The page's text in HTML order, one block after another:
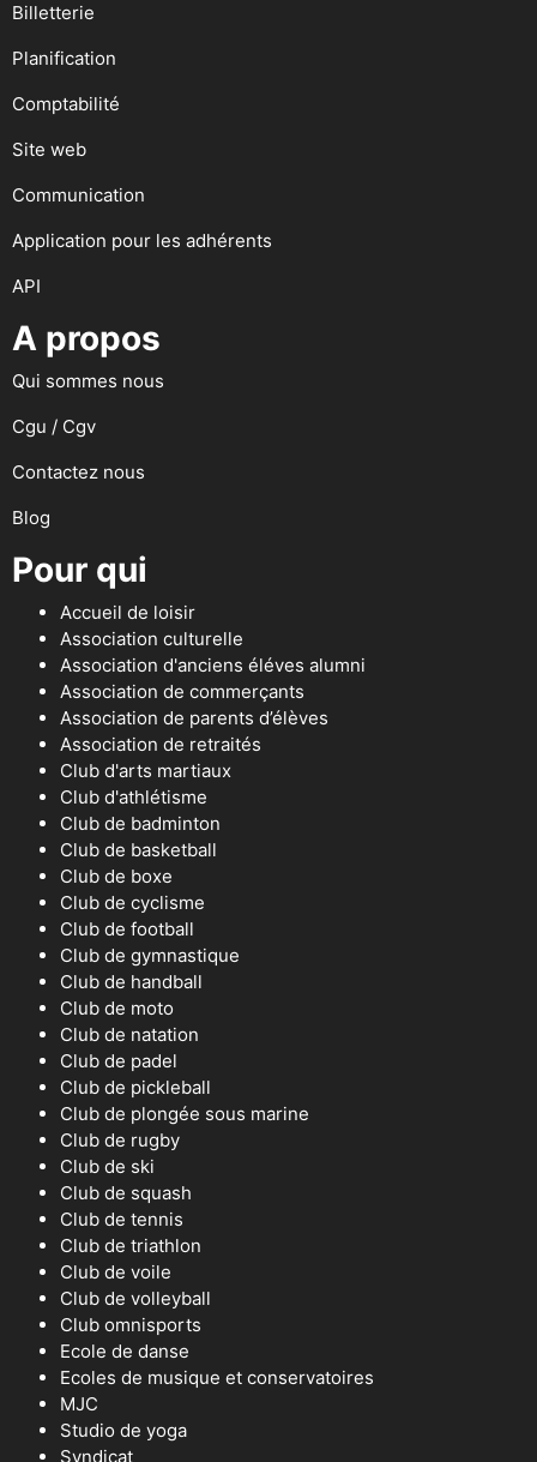
Billetterie
Planification
Comptabilité
Site web
Communication
Application pour les adhérents
API
A propos
Qui sommes nous
Cgu / Cgv
Contactez nous
Blog
Pour qui
Accueil de loisir
Association culturelle
Association d'anciens éléves alumni
Association de commerçants
Association de parents d’élèves
Association de retraités
Club d'arts martiaux
Club d'athlétisme
Club de badminton
Club de basketball
Club de boxe
Club de cyclisme
Club de football
Club de gymnastique
Club de handball
Club de moto
Club de natation
Club de padel
Club de pickleball
Club de plongée sous marine
Club de rugby
Club de ski
Club de squash
Club de tennis
Club de triathlon
Club de voile
Club de volleyball
Club omnisports
Ecole de danse
Ecoles de musique et conservatoires
MJC
Studio de yoga
Syndicat